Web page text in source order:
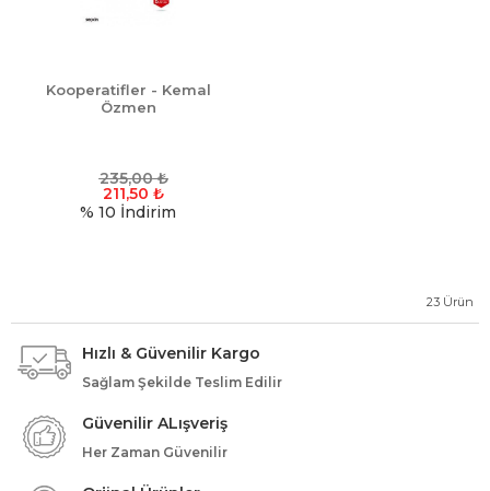
Kooperatifler - Kemal
Özmen
235,00₺
211,50 ₺
% 10 İndirim
23 Ürün
Hızlı & Güvenilir Kargo
Sağlam Şekilde Teslim Edilir
Güvenilir ALışveriş
Her Zaman Güvenilir